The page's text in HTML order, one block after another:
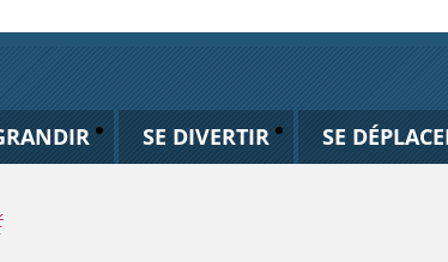
SE DIVERTIR SE